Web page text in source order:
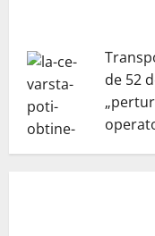
de 52